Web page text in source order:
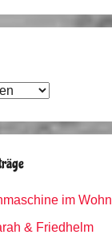
im
& Friedhelm